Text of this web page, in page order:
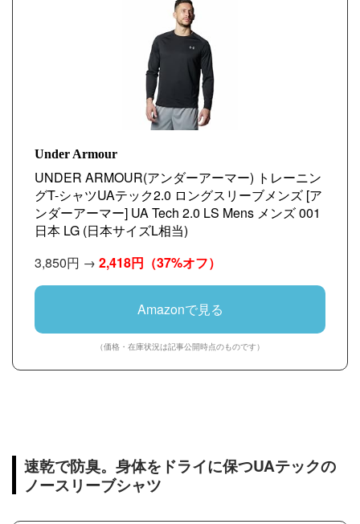
Under Armour
UNDER ARMOUR(アンダーアーマー) トレーニン
グT-シャツUAテック2.0 ロングスリーブメンズ [ア
ンダーアーマー] UA Tech 2.0 LS Mens メンズ 001
日本 LG (日本サイズL相当)
3,850円 → 2,418円 （37%オフ）
Amazonで見る
（価格・在庫状況は記事公開時点のものです）
速乾で防臭。身体をドライに保つUAテックの
ノースリーブシャツ